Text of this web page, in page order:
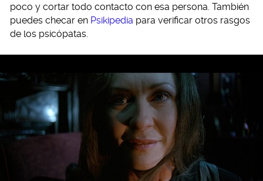
poco y cortar todo contacto con esa persona. También
puedes checar en Psikipedia para verificar otros rasgos
de los psicópatas.